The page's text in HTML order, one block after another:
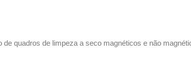
quadros de limpeza a seco magnéticos e não